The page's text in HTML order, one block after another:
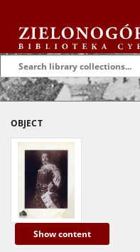
OBJECT
Show content